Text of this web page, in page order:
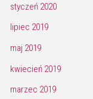
styczeń 2020
lipiec 2019
maj 2019
kwiecień 2019
marzec 2019